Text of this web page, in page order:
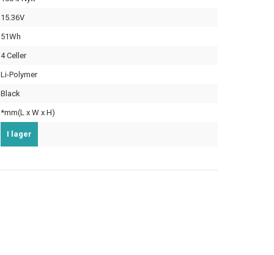
15.36V
51Wh
4 Celler
Li-Polymer
Black
*mm(L x W x H)
I lager